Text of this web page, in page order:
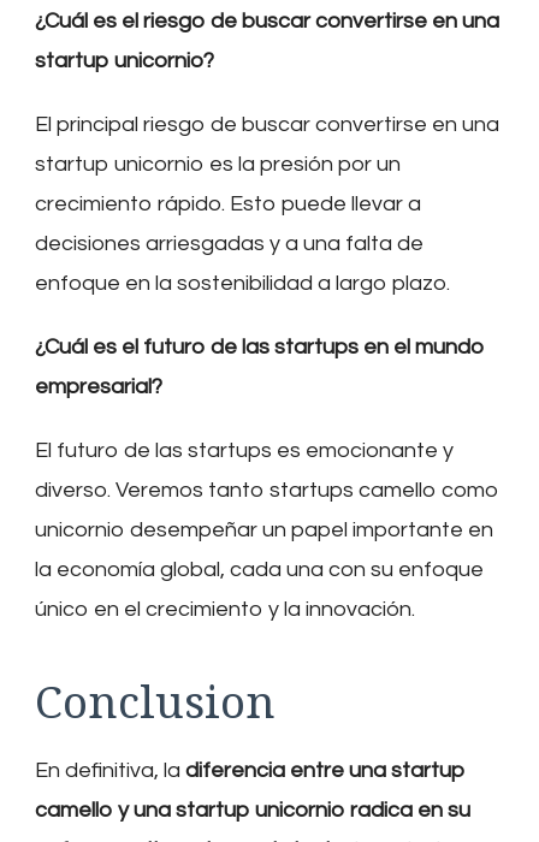
¿Cuál es el riesgo de buscar convertirse en una
startup unicornio?
El principal riesgo de buscar convertirse en una
startup unicornio es la presión por un
crecimiento rápido. Esto puede llevar a
decisiones arriesgadas y a una falta de
enfoque en la sostenibilidad a largo plazo.
¿Cuál es el futuro de las startups en el mundo
empresarial?
El futuro de las startups es emocionante y
diverso. Veremos tanto startups camello como
unicornio desempeñar un papel importante en
la economía global, cada una con su enfoque
único en el crecimiento y la innovación.
Conclusion
En definitiva, la diferencia entre una startup
camello y una startup unicornio radica en su